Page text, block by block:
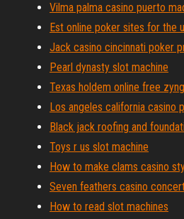
Vilma palma casino puerto
Est online poker sites for the
Jack casino cincinnati poker
Pearl dynasty slot machine
Texas holdem online free
Los angeles california casino
Black jack roofing and
Toys r us slot machine
How to make clams casino
Seven feathers casino
How to read slot machines